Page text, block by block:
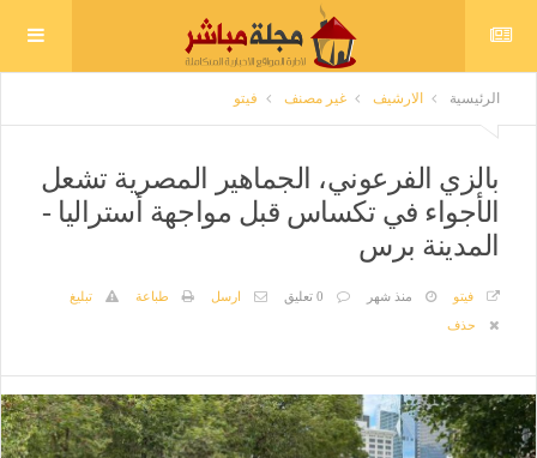
الرئيسية الارشيف غير مصنف فيتو
بالزي الفرعوني، الجماهير المصرية تشعل
الأجواء في تكساس قبل مواجهة أستراليا -
المدينة برس
فيتو منذ شهر 0 تعليق ارسل طباعة
تبليغ
حذف